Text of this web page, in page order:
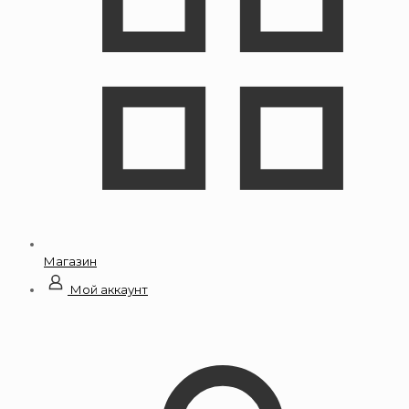
Магазин
Мой аккаунт